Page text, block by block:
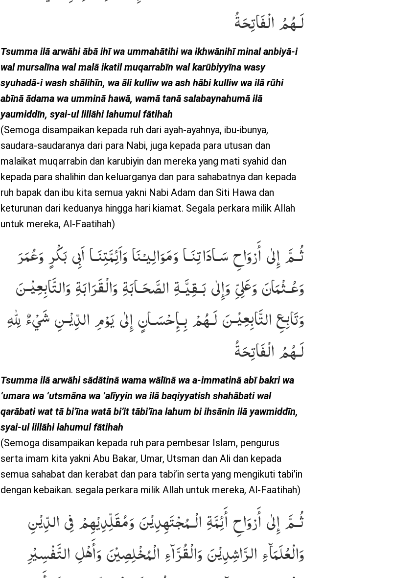
لَـهُمُ الْفَاتِحَةُ
Tsumma ilā arwāhi ābā ihī wa ummahātihi wa ikhwānihī minal anbiyā-i
wal mursalīna wal malā ikatil muqarrabīn wal karūbiyyīna wasy
syuhadā-i wash shālihīn, wa āli kulliw wa ash hābi kulliw wa ilā rūhi
abīnā ādama wa umminā hawā, wamā tanā salabaynahumā ilā
yaumiddīn, syai-ul lillāhi lahumul fātihah
(Semoga disampaikan kepada ruh dari ayah-ayahnya, ibu-ibunya,
saudara-saudaranya dari para Nabi, juga kepada para utusan dan
malaikat muqarrabin dan karubiyin dan mereka yang mati syahid dan
kepada para shalihin dan keluarganya dan para sahabatnya dan kepada
ruh bapak dan ibu kita semua yakni Nabi Adam dan Siti Hawa dan
keturunan dari keduanya hingga hari kiamat. Segala perkara milik Allah
untuk mereka, Al-Faatihah)
ثُـمَّ إِلٰى أَرْوَاحِ سَـادَاتِنَـا وَمَوَالِيـْنَا وَاَئِمَّتِنَـا اَبِى بَكْرٍ وَعُمَرَ
وَعُـثْمَانَ وَعَلِىِّ وَإِلٰى بَـقِيَّـةِ الصَّحَـابَةِ وَالْقَرَابَةِ وَالتَّابِعِيْـنَ
وَتَابِعِ التَّابِعِيْـنَ لَـهُمْ بِـإِحْسَـانٍ إِلٰى يَوْمِ الدِّيْـنِ شَيْءٌ لِلّٰهِ
لَـهُمُ الْفَاتِحَةُ
Tsumma ilā arwāhi sādātinā wama wālīnā wa a-immatinā abī bakri wa
‘umara wa ‘utsmāna wa ‘alīyyin wa ilā baqiyyatish shahābati wal
qarābati wat tā bi’īna watā bi’it tābi’īna lahum bi ihsānin ilā yawmiddīn,
syai-ul lillāhi lahumul fātihah
(Semoga disampaikan kepada ruh para pembesar Islam, pengurus
serta imam kita yakni Abu Bakar, Umar, Utsman dan Ali dan kepada
semua sahabat dan kerabat dan para tabi’in serta yang mengikuti tabi’in
dengan kebaikan. segala perkara milik Allah untuk mereka, Al-Faatihah)
ثُـمَّ إِلٰى أَرْوَاحِ أَئِمَّةِ الْـمُجْتَهِدِيْنَ وَمُقَلِّدِيْهِمْ فِى الدِّيْنِ
وَالْعُلَمَآءِ الرَّاشِدِيْنَ وَالْقُرَّآءِ الْمُخْلِصِيْنَ وَأَهْلِ التَّفْسِيْرِ